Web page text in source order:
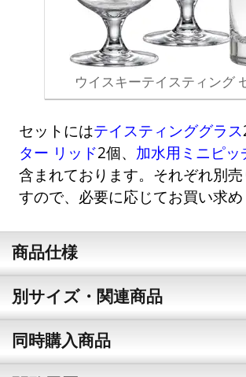
ウイスキーテイスティング
セットにはテイスティンググラス
ター リッド2個、 加水用ミニピッ
含まれております。それぞれ別
すので、必要に応じてお買い求め
商品仕様
別サイズ・関連商品
同時購入商品